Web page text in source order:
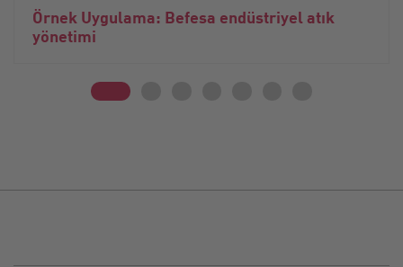
Örnek Uygulama: Befesa endüstriyel atık
yönetimi